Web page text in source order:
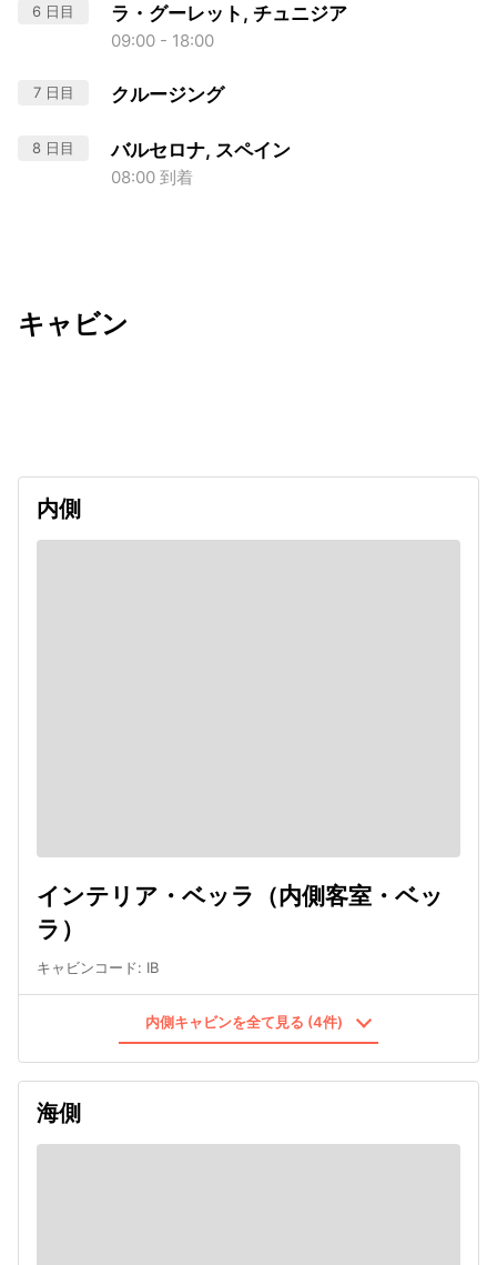
6 日目 ラ・グーレット, チュニジア
09:00 - 18:00
7 日目 クルージング
8 日目 バルセロナ, スペイン
08:00 到着
キャビン
内側
インテリア・ベッラ（内側客室・ベッ
ラ）
キャビンコード: IB
内側キャビンを全て見る (4件)
海側